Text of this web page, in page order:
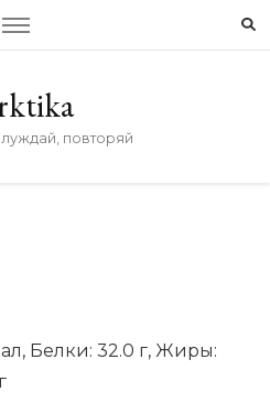
повторяй
Белки: 32.0 г, Жиры: